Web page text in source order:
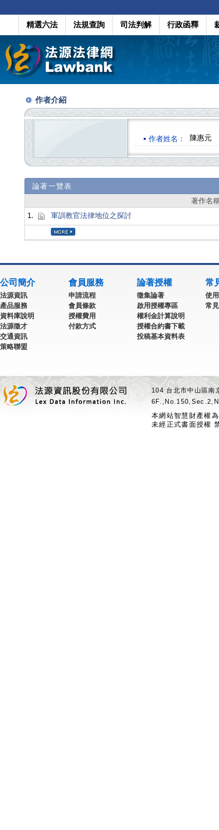
精選六法 法規查詢 司法判解 行政函釋
作者介紹
作者姓名： 陳惠元
論著一覽表
著作名
1.
軍訓教官法律地位之探討
公司簡介
法源資訊
產品服務
資料庫說明
法源徵才
交通資訊
策略聯盟
會員服務
申請流程
會員條款
授權費用
付款方式
論著授權
徵集論著
啟用授權專區
權利金計算說明
授權合約書下載
投稿基本資料表
常
使
常
104 台北市中山區
本網站智慧財產權
未經正式書面授權